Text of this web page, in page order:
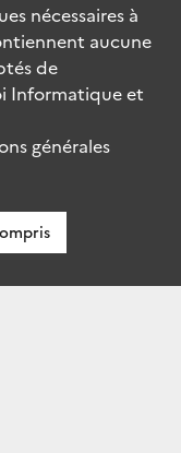
nécessaires à
aucune
de
Informatique et
générales